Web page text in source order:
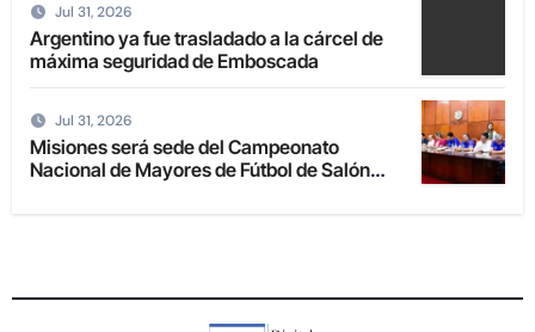
Jul 31, 2026
Argentino ya fue trasladado a la cárcel de
máxima seguridad de Emboscada
Jul 31, 2026
Misiones será sede del Campeonato
Nacional de Mayores de Fútbol de Salón